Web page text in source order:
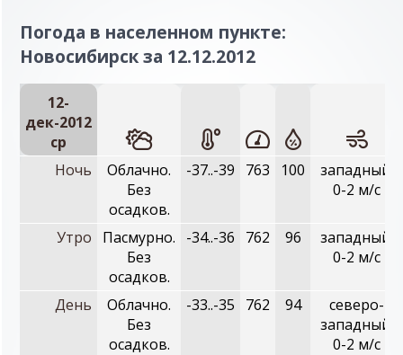
Погода в населенном пункте:
Новосибирск за 12.12.2012
12-
дек-2012
ср
Ночь
Облачно.
Без
осадков.
-37..-39 763 100
западный,
0-2 м/с
Утро
Пасмурно.
Без
осадков.
-34..-36 762 96
западный,
0-2 м/с
День
Облачно.
Без
осадков.
-33..-35 762 94
северо-
западный,
0-2 м/с